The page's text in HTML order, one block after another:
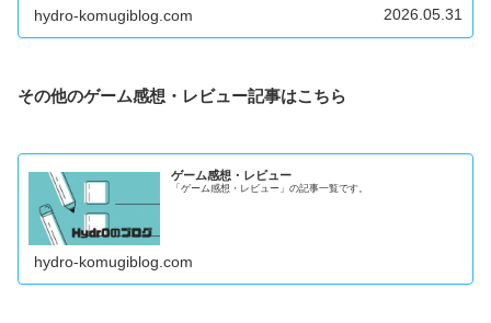
hydro-komugiblog.com 2026.05.31
その他のゲーム感想・レビュー記事はこちら
ゲーム感想・レビュー
「ゲーム感想・レビュー」の記事一覧です。
hydro-komugiblog.com